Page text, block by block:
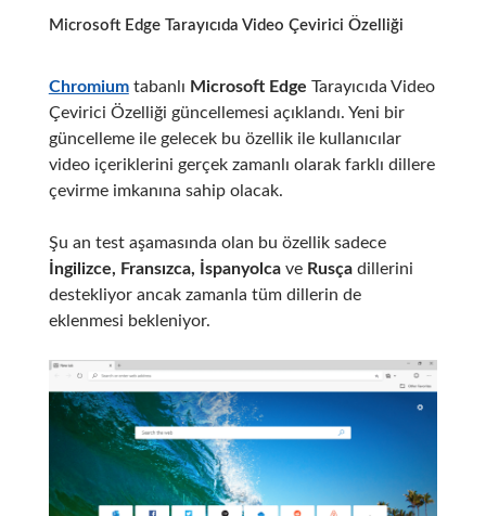
Microsoft Edge Tarayıcıda Video Çevirici Özelliği
Chromiumtabanlı Microsoft Edge Tarayıcıda Video
Çevirici Özelliği güncellemesi açıklandı. Yeni bir
güncelleme ile gelecek bu özellik ile kullanıcılar
video içeriklerini gerçek zamanlı olarak farklı dillere
çevirme imkanına sahip olacak.
Şu an test aşamasında olan bu özellik sadece
İngilizce, Fransızca, İspanyolcave Rusçadillerini
destekliyor ancak zamanla tüm dillerin de
eklenmesi bekleniyor.